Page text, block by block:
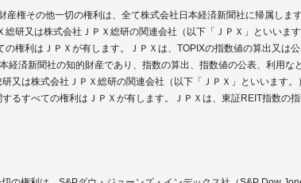
権その他一切の権利は、全て株式会社日本経済新聞社に帰属します
研又は株式会社ＪＰＸ総研の関連会社（以下「ＪＰＸ」といいま
権利はＪＰＸが有します。ＪＰＸは、TOPIXの指数値の算出又は
済新聞社の知的財産であり、指数の算出、指数値の公表、利用な
は株式会社ＪＰＸ総研の関連会社（以下「ＪＰＸ」といいます
るすべての権利はＪＰＸが有します。ＪＰＸは、東証REIT指数の